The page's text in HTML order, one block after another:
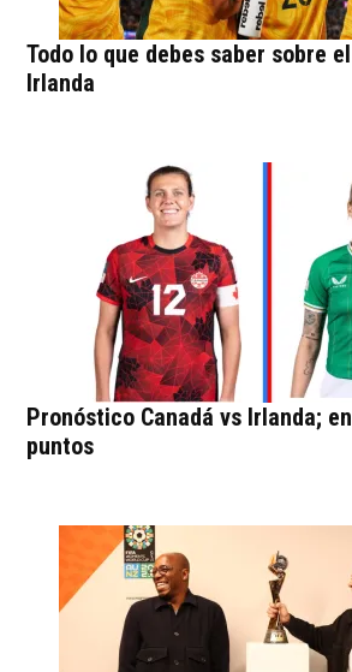
Todo lo que debes saber sobre
Irlanda
Pronóstico Canadá vs Irlanda;
puntos